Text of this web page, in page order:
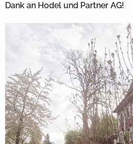
Dank an Hodel und Partner AG!